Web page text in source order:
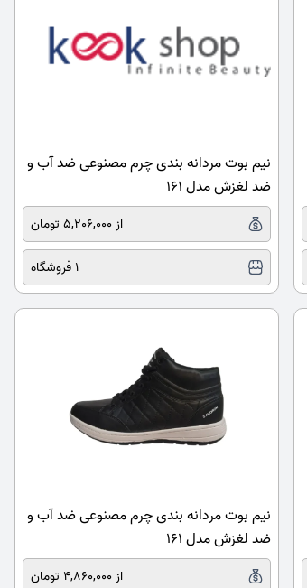
نیم بوت مردانه بندی چرم مصنوعی ضد آب و
ضد لغزش مدل 161
از 5,206,000 تومان
1 فروشگاه
نیم بوت مردانه بندی چرم مصنوعی ضد آب و
ضد لغزش مدل 161
از 4,860,000 تومان